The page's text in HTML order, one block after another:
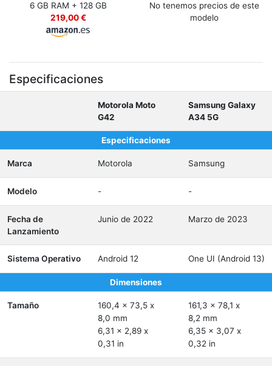
6 GB RAM + 128 GB
219,00 €
No tenemos precios de este
modelo
Especificaciones
Motorola Moto
G42
Samsung Galaxy
A34 5G
Especificaciones
Marca Motorola Samsung
Modelo - -
Fecha de
Lanzamiento
Junio de 2022 Marzo de 2023
Sistema Operativo Android 12 One UI (Android 13)
Dimensiones
Tamaño
160,4 x 73,5 x
8,0 mm
6,31 x 2,89 x
0,31 in
161,3 x 78,1 x
8,2 mm
6,35 x 3,07 x
0,32 in